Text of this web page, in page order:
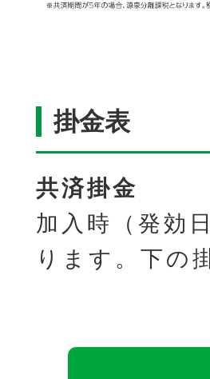
掛金表
共済掛金
加入時（発効
ります。下の